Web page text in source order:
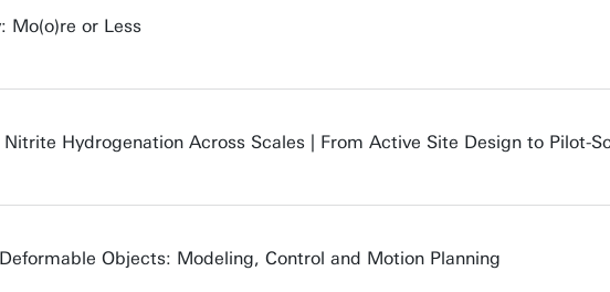
Mo(o)re or Less
Hydrogenation Across Scales | From Active Site Design to Pilot-
Objects: Modeling, Control and Motion Planning